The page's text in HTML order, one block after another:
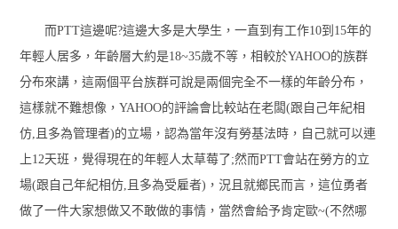
而PTT這邊呢?這邊大多是大學生，一直到有工作10到15年的
年輕人居多，年齡層大約是18~35歲不等，相較於YAHOO的族群
分布來講，這兩個平台族群可說是兩個完全不一樣的年齡分布，
這樣就不難想像，YAHOO的評論會比較站在老闆(跟自己年紀相
仿,且多為管理者)的立場，認為當年沒有勞基法時，自己就可以連
上12天班，覺得現在的年輕人太草莓了;然而PTT會站在勞方的立
場(跟自己年紀相仿,且多為受雇者)，況且就鄉民而言，這位勇者
做了一件大家想做又不敢做的事情，當然會給予肯定歐~(不然哪